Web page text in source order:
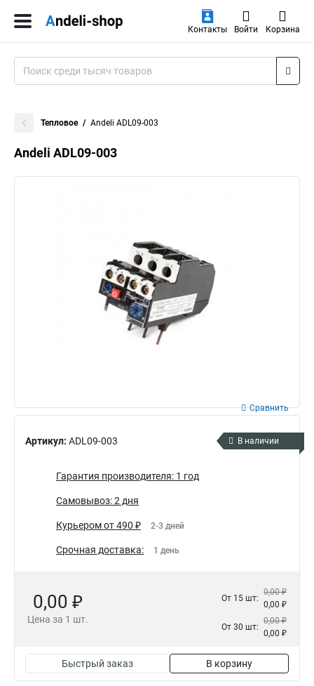
Контакты Войти Корзина
Тепловое Andeli ADL09-003
Andeli ADL09-003
Артикул: ADL09-003
Сравнить
В наличии
Гарантия производителя: 1 год
Самовывоз: 2 дня
Курьером от 490 ₽ 2-3 дней
Срочная доставка: 1 день
0,00 ₽
Цена за 1 шт.
От 15 шт:
0,00 ₽
0,00 ₽
От 30 шт:
0,00 ₽
0,00 ₽
Быстрый заказ В корзину